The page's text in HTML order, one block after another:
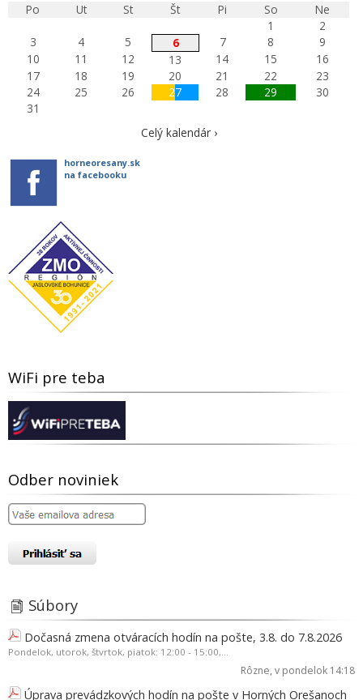
Po
Ut St Št Pi So
Ne
1
2
3
4 5 6 7 8
9
10
11 12 13 14 15
16
17
18 19 20 21 22
23
24
25 26 27 28 29
30
31
Celý kalendár ›
horneoresany.sk
na facebooku
WiFi pre teba
Odber noviniek
Súbory
Dočasná zmena otváracích hodín na pošte, 3.8. do 7.8.2026
Pondelok, utorok, štvrtok, piatok: 12:00 - 15:00,...
Rôzne, v pondelok 14:18
Úprava prevádzkových hodín na pošte v Horných Orešanoch